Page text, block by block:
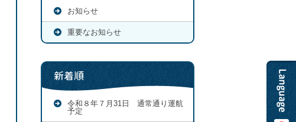
お知らせ
重要なお知らせ
新着順
令和８年７月31日 通常通り運航
予定